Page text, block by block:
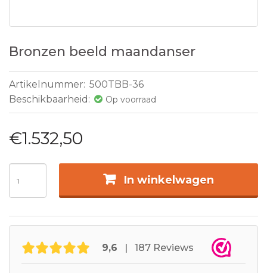
Bronzen beeld maandanser
Artikelnummer: 500TBB-36
Beschikbaarheid:
Op voorraad
€1.532,50
In winkelwagen
9,6 | 187 Reviews